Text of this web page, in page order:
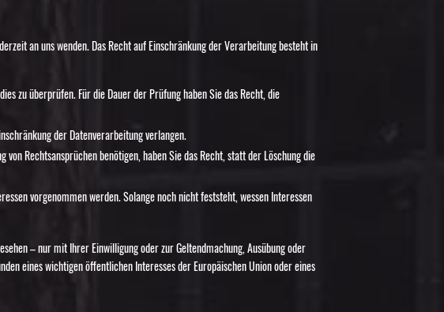
an uns wenden. Das Recht auf Einschränkung der Verarbeitung besteht in
zu überprüfen. Für die Dauer der Prüfung haben Sie das Recht, die
der Datenverarbeitung verlangen.
Rechtsansprüchen benötigen, haben Sie das Recht, statt der Löschung die
vorgenommen werden. Solange noch nicht feststeht, wessen Interessen
– nur mit Ihrer Einwilligung oder zur Geltendmachung, Ausübung oder
eines wichtigen öffentlichen Interesses der Europäischen Union oder eines